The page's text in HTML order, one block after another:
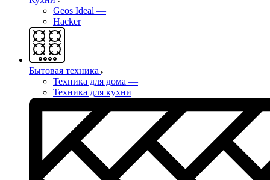
Geos Ideal —
Hacker
Бытовая техника
Техника для дома —
Техника для кухни